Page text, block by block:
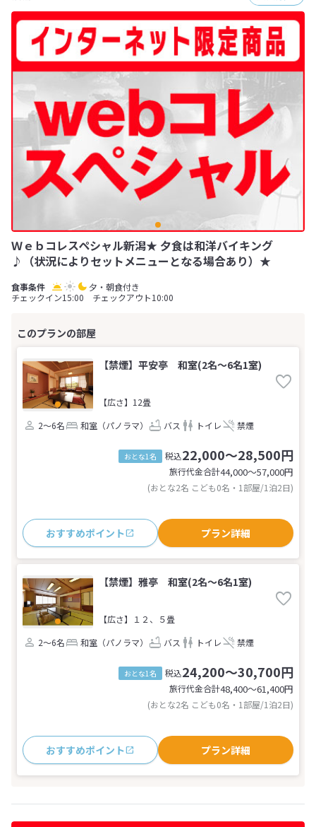
Ｗｅｂコレスペシャル新潟★ 夕食は和洋バイキング
♪（状況によりセットメニューとなる場合あり）★
夕・朝食付き
チェックイン15:00 チェックアウト10:00
【禁煙】平安亭 和室(2名～6名1室)
【広さ】12畳
2～6名
和室（パノラマ） バス トイレ 禁煙
おとな1名 税込22,000～28,500円
旅行代金合計44,000〜57,000円
(おとな2名 こども0名・1部屋/1泊2日)
おすすめポイント プラン詳細
【禁煙】雅亭 和室(2名～6名1室)
【広さ】１２、５畳
2～6名
和室（パノラマ） バス トイレ 禁煙
おとな1名 税込24,200～30,700円
旅行代金合計48,400〜61,400円
(おとな2名 こども0名・1部屋/1泊2日)
おすすめポイント プラン詳細